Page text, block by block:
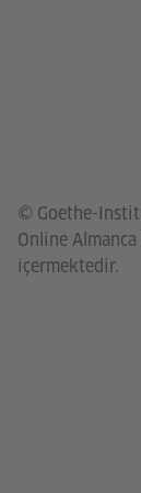
© Goethe-
Online
içermektedir.